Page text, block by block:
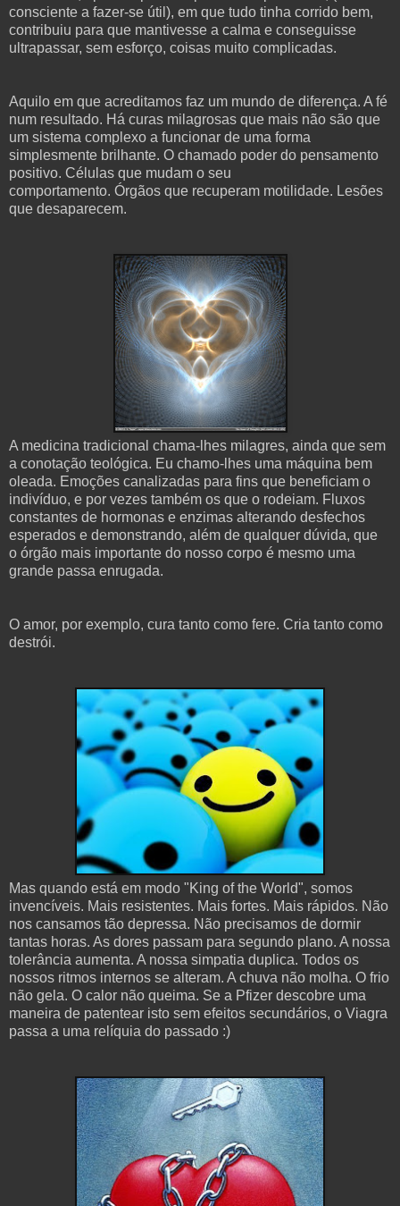
consciente a fazer-se útil), em que tudo tinha corrido bem,
contribuiu para que mantivesse a calma e conseguisse
ultrapassar, sem esforço, coisas muito complicadas.
Aquilo em que acreditamos faz um mundo de diferença. A fé
num resultado. Há curas milagrosas que mais não são que
um sistema complexo a funcionar de uma forma
simplesmente brilhante. O chamado poder do pensamento
positivo. Células que mudam o seu
comportamento. Órgãos que recuperam motilidade. Lesões
que desaparecem.
A medicina tradicional chama-lhes milagres, ainda que sem
a conotação teológica. Eu chamo-lhes uma máquina bem
oleada. Emoções canalizadas para fins que beneficiam o
indivíduo, e por vezes também os que o rodeiam. Fluxos
constantes de hormonas e enzimas alterando desfechos
esperados e demonstrando, além de qualquer dúvida, que
o órgão mais importante do nosso corpo é mesmo uma
grande passa enrugada.
O amor, por exemplo, cura tanto como fere. Cria tanto como
destrói.
Mas quando está em modo "King of the World", somos
invencíveis. Mais resistentes. Mais fortes. Mais rápidos. Não
nos cansamos tão depressa. Não precisamos de dormir
tantas horas. As dores passam para segundo plano. A nossa
tolerância aumenta. A nossa simpatia duplica. Todos os
nossos ritmos internos se alteram. A chuva não molha. O frio
não gela. O calor não queima. Se a Pfizer descobre uma
maneira de patentear isto sem efeitos secundários, o Viagra
passa a uma relíquia do passado :)